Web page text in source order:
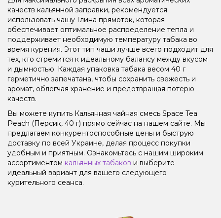
качеств кальянной заправки, рекомендуется
использовать чашу Глина прямоток, которая
обеспечивает оптимальное распределение тепла и
поддерживает необходимую температуру табака во
время курения. Этот тип чаши лучше всего подходит для
тех, кто стремится к идеальному балансу между вкусом
и дымностью. Каждая упаковка табака весом 40 г
герметично запечатана, чтобы сохранить свежесть и
аромат, облегчая хранение и предотвращая потерю
качеств.
Вы можете купить Кальянная чайная смесь Space Tea
Peach (Персик, 40 г) прямо сейчас на нашем сайте. Мы
предлагаем конкурентоспособные цены и быструю
доставку по всей Украине, делая процесс покупки
удобным и приятным. Ознакомьтесь с нашим широким
ассортиментом кальянных табаков и выберите
идеальный вариант для вашего следующего
курительного сеанса.